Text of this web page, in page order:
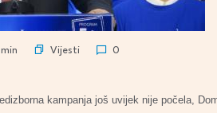
Vijesti 0
kampanja još uvijek nije počela,